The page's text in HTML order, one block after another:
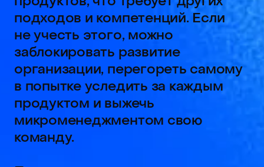
При этом существует ряд
инструментов, которые могут
помочь СРО совладать с этой
трансформацией. Рассмотрим их
на примере более чем 5-летнего
опыта работы с портфелем
продуктов в «Авито».
В рамках доклада разберем:
Стандартизацию жизненного